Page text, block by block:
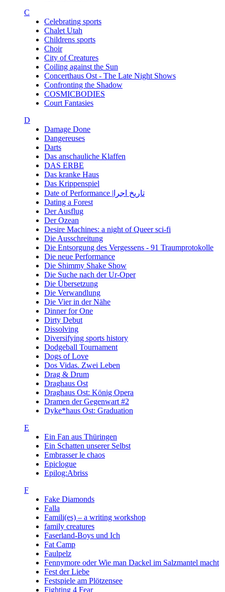
C
Celebrating sports
Chalet Utah
Childrens sports
Choir
City of Creatures
Coiling against the Sun
Concerthaus Ost - The Late Night Shows
Confronting the Shadow
COSMICBODIES
Court Fantasies
D
Damage Done
Dangereuses
Darts
Das anschauliche Klaffen
DAS ERBE
Das kranke Haus
Das Krippenspiel
Date of Performance |تاریخ اجرا
Dating a Forest
Der Ausflug
Der Ozean
Desire Machines: a night of Queer sci-fi
Die Ausschreitung
Die Entsorgung des Vergessens - 91 Traumprotokolle
Die neue Performance
Die Shimmy Shake Show
Die Suche nach der Ur-Oper
Die Übersetzung
Die Verwandlung
Die Vier in der Nähe
Dinner for One
Dirty Debut
Dissolving
Diversifying sports history
Dodgeball Tournament
Dogs of Love
Dos Vidas. Zwei Leben
Drag & Drum
Draghaus Ost
Draghaus Ost: König Opera
Dramen der Gegenwart #2
Dyke*haus Ost: Graduation
E
Ein Fan aus Thüringen
Ein Schatten unserer Selbst
Embrasser le chaos
Epiclogue
Epilog:Abriss
F
Fake Diamonds
Falla
Famili(es) – a writing workshop
family creatures
Faserland-Boys und Ich
Fat Camp
Faulpelz
Fennymore oder Wie man Dackel im Salzmantel macht
Fest der Liebe
Festspiele am Plötzensee
Fighting 4 Fear